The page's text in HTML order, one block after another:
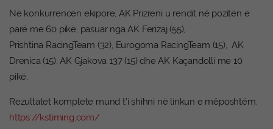
Në konkurrencën ekipore, AK Prizreni u rendit në pozitën e
parë me 60 pikë, pasuar nga AK Ferizaj (55),
Prishtina RacingTeam (32), Eurogoma RacingTeam (15), AK
Drenica (15), AK Gjakova 137 (15) dhe AK Kaçandolli me 10
pikë.
Rezultatet komplete mund t’i shihni në linkun e mëposhtëm:
https://kstiming.com/